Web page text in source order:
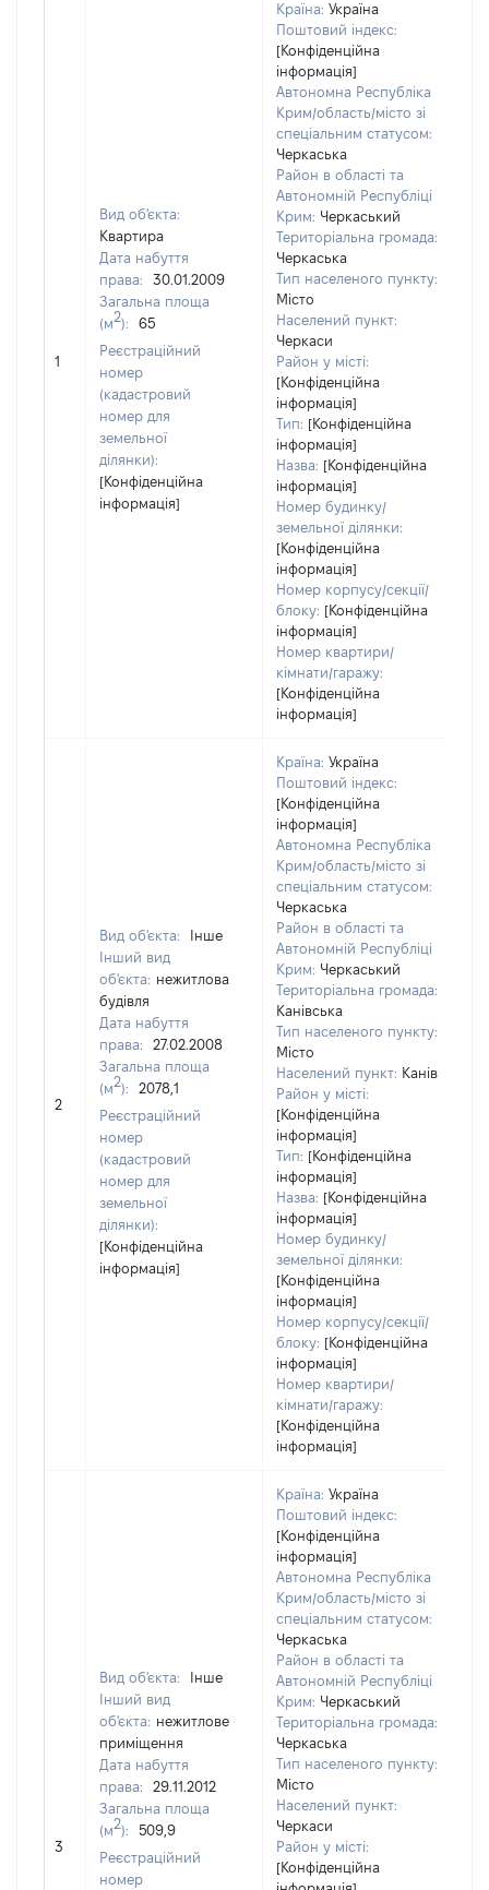
1
Вид об'єкта:
Квартира
Дата набуття
права:
30.01.2009
Загальна площа
(м2):
65
Реєстраційний
номер
(кадастровий
номер для
земельної
ділянки):
[Конфіденційна
інформація]
Країна: Україна
Поштовий індекс:
[Конфіденційна
інформація]
Автономна Республіка
Крим/область/місто зі
спеціальним статусом:
Черкаська
Район в області та
Автономній Республіці
Крим: Черкаський
Територіальна громада:
Черкаська
Тип населеного пункту:
Місто
Населений пункт:
Черкаси
Район у місті:
[Конфіденційна
інформація]
Тип: [Конфіденційна
інформація]
Назва: [Конфіденційна
інформація]
Номер будинку/
земельної ділянки:
[Конфіденційна
інформація]
Номер корпусу/секції/
блоку: [Конфіденційна
інформація]
Номер квартири/
кімнати/гаражу:
[Конфіденційна
інформація]
2
Вид об'єкта:
Інше
Інший вид
об'єкта: нежитлова
будівля
Дата набуття
права:
27.02.2008
Загальна площа
(м2):
2078,1
Реєстраційний
номер
(кадастровий
номер для
земельної
ділянки):
[Конфіденційна
інформація]
Країна: Україна
Поштовий індекс:
[Конфіденційна
інформація]
Автономна Республіка
Крим/область/місто зі
спеціальним статусом:
Черкаська
Район в області та
Автономній Республіці
Крим: Черкаський
Територіальна громада:
Канівська
Тип населеного пункту:
Місто
Населений пункт: Канів
Район у місті:
[Конфіденційна
інформація]
Тип: [Конфіденційна
інформація]
Назва: [Конфіденційна
інформація]
Номер будинку/
земельної ділянки:
[Конфіденційна
інформація]
Номер корпусу/секції/
блоку: [Конфіденційна
інформація]
Номер квартири/
кімнати/гаражу:
[Конфіденційна
інформація]
3
Вид об'єкта:
Інше
Інший вид
об'єкта: нежитлове
приміщення
Дата набуття
права:
29.11.2012
Загальна площа
(м2):
509,9
Реєстраційний
номер
Країна: Україна
Поштовий індекс:
[Конфіденційна
інформація]
Автономна Республіка
Крим/область/місто зі
спеціальним статусом:
Черкаська
Район в області та
Автономній Республіці
Крим: Черкаський
Територіальна громада:
Черкаська
Тип населеного пункту:
Місто
Населений пункт:
Черкаси
Район у місті:
[Конфіденційна